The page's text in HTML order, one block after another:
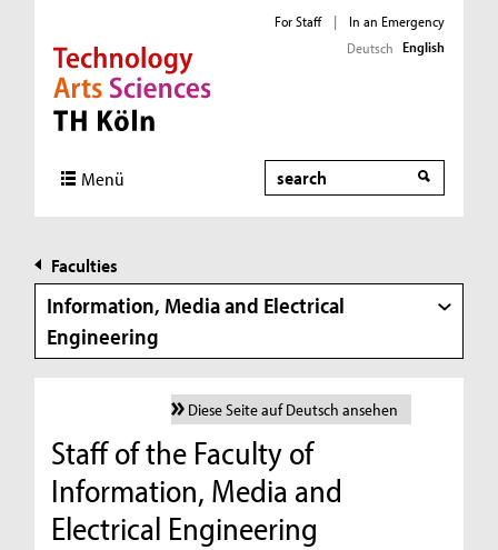
Direkt zur Hauptnavigation
Direkt zur Subnavigation
Direkt zum Inhalt
Direkt zum Fußbereich
For Staff |
In an Emergency
Deutsch English
Menü Search
Faculties
Information, Media and Electrical
Engineering
Diese Seite auf Deutsch ansehen
Staff of the Faculty of
Information, Media and
Electrical Engineering